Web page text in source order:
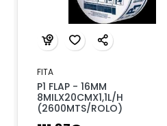
FITA
P1 FLAP - 16MM
8MILX20CMX1,1L/H
(2600MTS/ROLO)